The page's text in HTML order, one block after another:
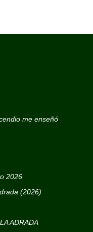
me enseñó
2026
(2026)
ADRADA